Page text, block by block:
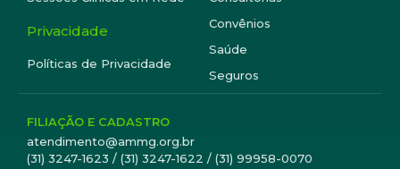
Privacidade
Políticas de Privacidade
Convênios
Saúde
Seguros
FILIAÇÃO E CADASTRO
atendimento@ammg.org.br
(31) 3247-1623 / (31) 3247-1622 / (31) 99958-0070